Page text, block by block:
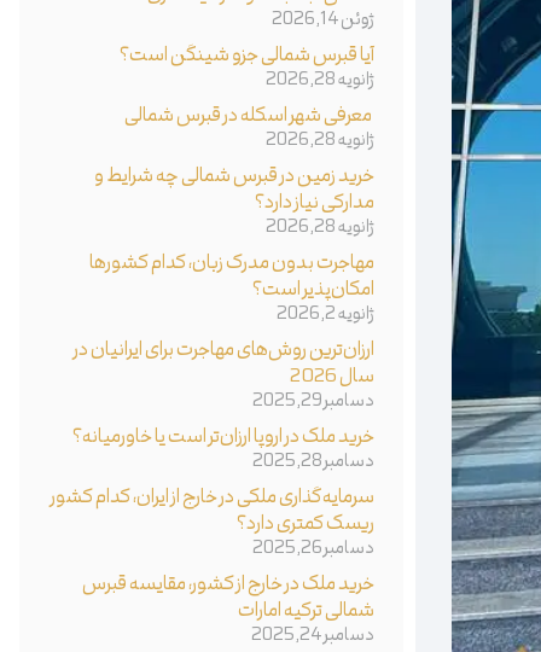
ژوئن 14, 2026
آیا قبرس شمالی جزو شینگن است؟
ژانویه 28, 2026
معرفی شهر اسکله در قبرس شمالی
ژانویه 28, 2026
خرید زمین در قبرس شمالی چه شرایط و
مدارکی نیاز دارد؟
ژانویه 28, 2026
مهاجرت بدون مدرک زبان، کدام کشورها
امکان‌پذیر است؟
ژانویه 2, 2026
ارزان‌ترین روش‌های مهاجرت برای ایرانیان در
سال 2026
دسامبر 29, 2025
خرید ملک در اروپا ارزان‌تر است یا خاورمیانه؟
دسامبر 28, 2025
سرمایه‌گذاری ملکی در خارج از ایران، کدام کشور
ریسک کمتری دارد؟
دسامبر 26, 2025
خرید ملک در خارج از کشور، مقایسه قبرس
شمالی ترکیه امارات
دسامبر 24, 2025